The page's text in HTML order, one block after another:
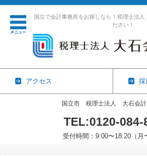
国立で会計事務所をお探しなら！税理士法人
ださい！
アクセス 採
国立市 税理士法人 大石会計
TEL:0120-084-
受付時間：9:00〜18:20（月